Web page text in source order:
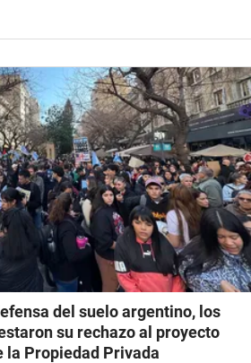
del suelo argentino, los
su rechazo al proyecto
la Propiedad Privada